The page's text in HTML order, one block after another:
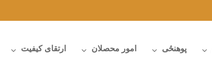
پوهنځی امور محصلان ارتقای کیفیت